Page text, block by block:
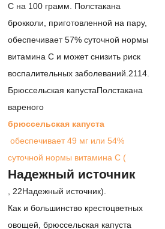
С на 100 грамм. Полстакана
брокколи, приготовленной на пару,
обеспечивает 57% суточной нормы
витамина С и может снизить риск
воспалительных заболеваний. 2114.
Брюссельская капустаПолстакана
вареного
брюссельская капуста
обеспечивает 49 мг или 54%
суточной нормы витамина С (
Надежный источник
22Надежный источник).
Как и большинство крестоцветных
овощей, брюссельская капуста